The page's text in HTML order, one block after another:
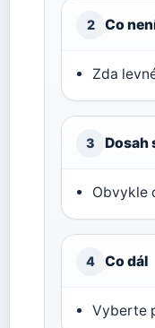
2 Co
Zda
3 Dosah
Obvykle
4 Co dál
Vyberte